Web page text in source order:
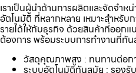
เราเป็นผู้นำด้านการผลิตและจัดจำ
อัตโนมัติ ที่หลากหลาย เหมาะสำหรับ
รายได้ให้กับธุรกิจ ด้วยสินค้าที่ออก
ต้องการ พร้อมระบบการทำงานที่ทัน
วัสดุคุณภาพสูง : ทนทานต่อกา
ระบบอัตโนมัติทันสมัย : รองรั